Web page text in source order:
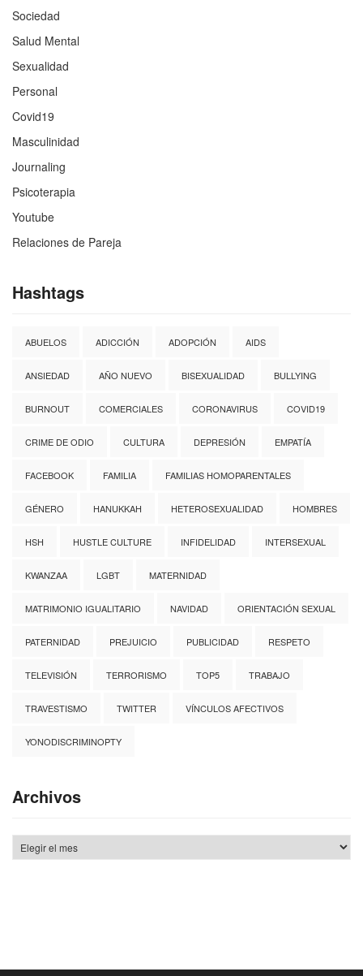
Sociedad
Salud Mental
Sexualidad
Personal
Covid19
Masculinidad
Journaling
Psicoterapia
Youtube
Relaciones de Pareja
Hashtags
ABUELOS ADICCIÓN ADOPCIÓN AIDS
ANSIEDAD AÑO NUEVO BISEXUALIDAD BULLYING
BURNOUT COMERCIALES CORONAVIRUS COVID19
CRIME DE ODIO CULTURA DEPRESIÓN EMPATÍA
FACEBOOK FAMILIA FAMILIAS HOMOPARENTALES
GÉNERO HANUKKAH HETEROSEXUALIDAD HOMBRES
HSH HUSTLE CULTURE INFIDELIDAD INTERSEXUAL
KWANZAA LGBT MATERNIDAD
MATRIMONIO IGUALITARIO NAVIDAD ORIENTACIÓN SEXUAL
PATERNIDAD PREJUICIO PUBLICIDAD RESPETO
TELEVISIÓN TERRORISMO TOP5 TRABAJO
TRAVESTISMO TWITTER VÍNCULOS AFECTIVOS
YONODISCRIMINOPTY
Archivos
Archivos